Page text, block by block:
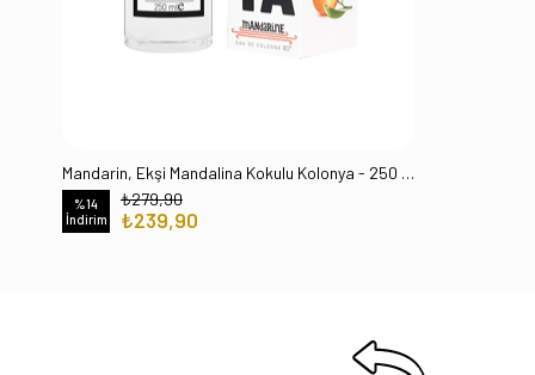
Mandarin, Ekşi Mandalina Kokulu Kolonya - 250 ml Cam Şişe
%14
İndirim
₺239,90
₺279,90